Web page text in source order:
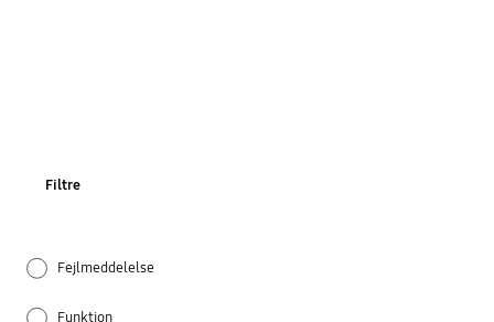
Filtre
Fejlmeddelelse
Funktion